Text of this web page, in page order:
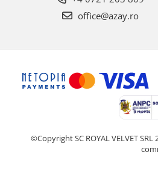
office@azay.ro
©Copyright SC ROYAL VELVET SRL